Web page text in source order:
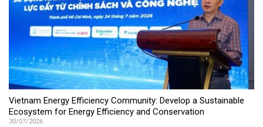
Vietnam Energy Efficiency Community: Develop a Sustainable
Ecosystem for Energy Efficiency and Conservation
30/07/2026